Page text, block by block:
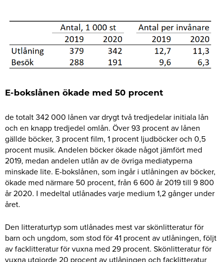
E-bokslånen ökade med 50 procent
de totalt 342 000 lånen var drygt två tredjedelar initiala lån
och en knapp tredjedel omlån. Över 93 procent av lånen
gällde böcker, 3 procent film, 1 procent ljudböcker och 0,5
procent musik. Andelen böcker ökade något jämfört med
2019, medan andelen utlån av de övriga mediatyperna
minskade lite. E-bokslånen, som ingår i utlåningen av böcker,
ökade med närmare 50 procent, från 6 600 år 2019 till 9 800
år 2020. I medeltal utlånades varje medium 1,2 gånger under
året.
Den litteraturtyp som utlånades mest var skönlitteratur för
barn och ungdom, som stod för 41 procent av utlåningen, följt
av facklitteratur för vuxna med 29 procent. Skönlitteratur för
vuxna utgjorde 20 procent av utlåningen och facklitteratur